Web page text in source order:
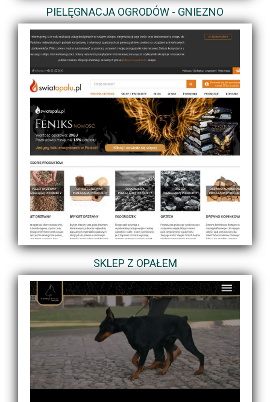
PIELĘGNACJA OGRODÓW - GNIEZNO
SKLEP Z OPAŁEM